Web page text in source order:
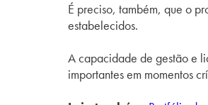
É preciso, também, que o
estabelecidos.
A capacidade de gestão e
importantes em momentos